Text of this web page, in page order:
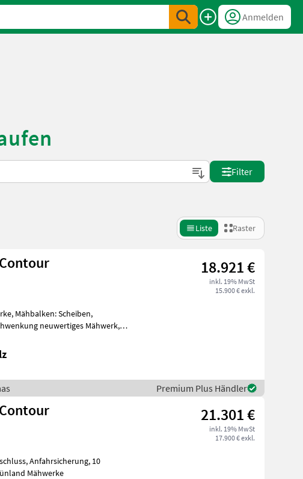
Anmelden
Filter
Liste Raster
18.921 €
inkl. 19% MwSt
15.900 € exkl.
Mähbalken: Scheiben,
neuwertiges Mähwerk,
Premium Plus Händler
21.301 €
inkl. 19% MwSt
17.900 € exkl.
Grünland Mähwerke